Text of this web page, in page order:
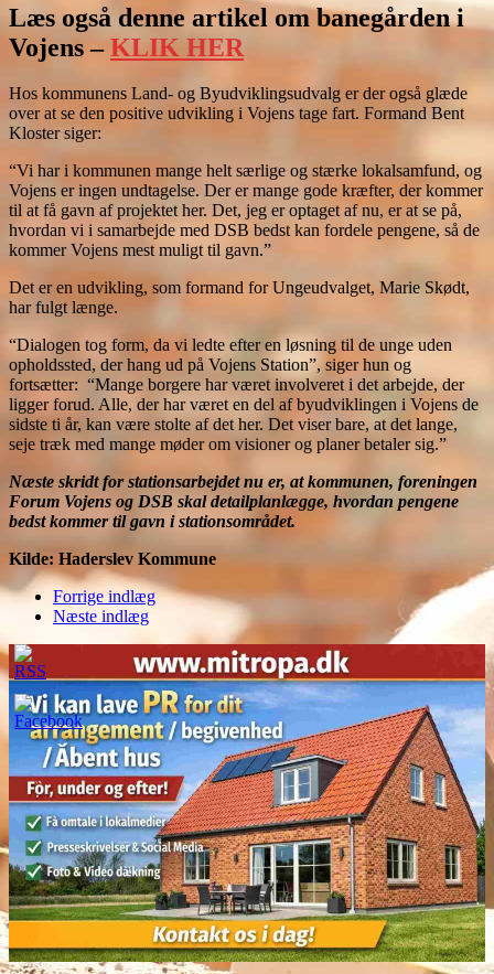
Læs også denne artikel om banegården i
Vojens –KLIK HER
Hos kommunens Land- og Byudviklingsudvalg er der også glæde
over at se den positive udvikling i Vojens tage fart. Formand Bent
Kloster siger:
“Vi har i kommunen mange helt særlige og stærke lokalsamfund, og
Vojens er ingen undtagelse. Der er mange gode kræfter, der kommer
til at få gavn af projektet her. Det, jeg er optaget af nu, er at se på,
hvordan vi i samarbejde med DSB bedst kan fordele pengene, så de
kommer Vojens mest muligt til gavn.”
Det er en udvikling, som formand for Ungeudvalget, Marie Skødt,
har fulgt længe.
“Dialogen tog form, da vi ledte efter en løsning til de unge uden
opholdssted, der hang ud på Vojens Station”, siger hun og
fortsætter: “Mange borgere har været involveret i det arbejde, der
ligger forud. Alle, der har været en del af byudviklingen i Vojens de
sidste ti år, kan være stolte af det her. Det viser bare, at det lange,
seje træk med mange møder om visioner og planer betaler sig.”
Næste skridt for stationsarbejdet nu er, at kommunen, foreningen
Forum Vojens og DSB skal detailplanlægge, hvordan pengene
bedst kommer til gavn i stationsområdet.
Kilde: Haderslev Kommune
Forrige indlæg
Næste indlæg